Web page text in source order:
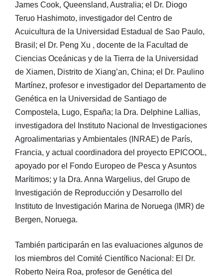
James Cook, Queensland, Australia; el Dr. Diogo
Teruo Hashimoto, investigador del Centro de
Acuicultura de la Universidad Estadual de Sao Paulo,
Brasil; el Dr. Peng Xu , docente de la Facultad de
Ciencias Oceánicas y de la Tierra de la Universidad
de Xiamen, Distrito de Xiang’an, China; el Dr. Paulino
Martínez, profesor e investigador del Departamento de
Genética en la Universidad de Santiago de
Compostela, Lugo, España; la Dra. Delphine Lallias,
investigadora del Instituto Nacional de Investigaciones
Agroalimentarias y Ambientales (INRAE) de París,
Francia, y actual coordinadora del proyecto EPICOOL,
apoyado por el Fondo Europeo de Pesca y Asuntos
Marítimos; y la Dra. Anna Wargelius, del Grupo de
Investigación de Reproducción y Desarrollo del
Instituto de Investigación Marina de Noruega (IMR) de
Bergen, Noruega.
También participarán en las evaluaciones algunos de
los miembros del Comité Científico Nacional: El Dr.
Roberto Neira Roa, profesor de Genética del